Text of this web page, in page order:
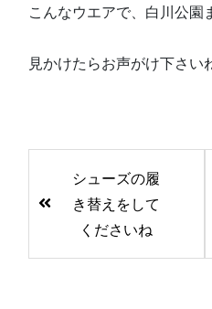
こんなウエアで、白川公園
見かけたらお声がけ下さい
の
シューズの履
き替えをして
くださいね